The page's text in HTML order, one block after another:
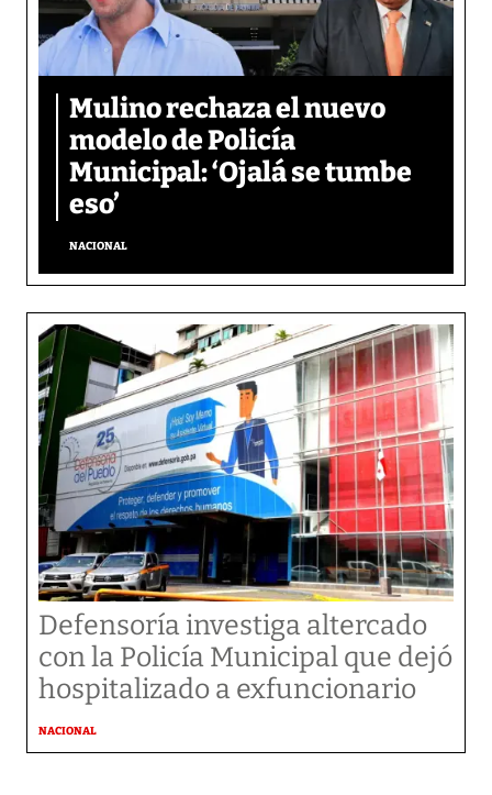
Mulino rechaza el nuevo
modelo de Policía
Municipal: ‘Ojalá se tumbe
eso’
NACIONAL
Defensoría investiga altercado
con la Policía Municipal que dejó
hospitalizado a exfuncionario
NACIONAL